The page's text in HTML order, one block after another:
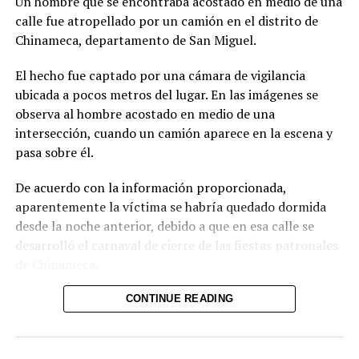
festividades navideñas
DON'T MISS
luego se pasa el semáforo en rojo
calle fue atropellado por un camión en el distrito de
Chinameca, departamento de San Miguel.
El hecho fue captado por una cámara de vigilancia
ubicada a pocos metros del lugar. En las imágenes se
observa al hombre acostado en medio de una
intersección, cuando un camión aparece en la escena y
pasa sobre él.
De acuerdo con la información proporcionada,
aparentemente la víctima se habría quedado dormida
desde la noche anterior, debido a que en esa calle se
desarrolló el carnaval de cierre de las fiestas patronales
Hasta el momento, el texto no proporciona información
circunstancias posteriores al accidente.
CONTINUE READING